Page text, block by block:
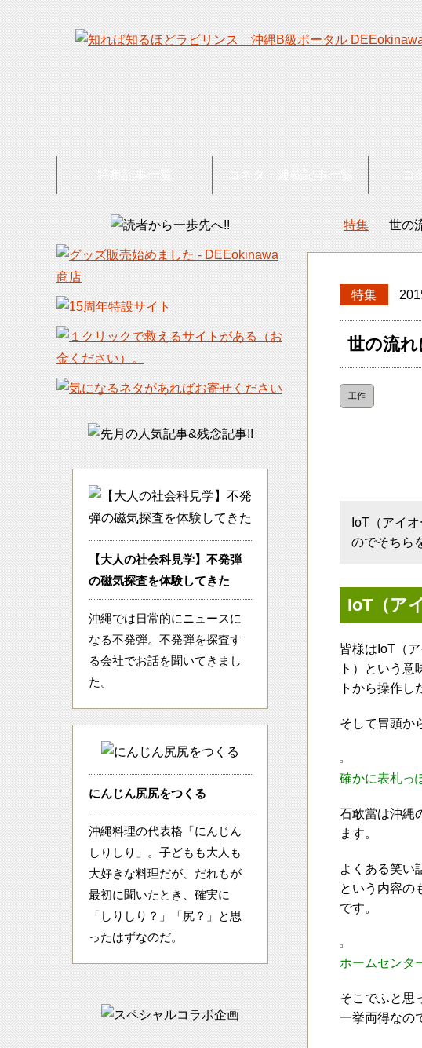
特集記事一覧 コネタ・連載記事一覧 コ
DEEokinawaト
特集 世の
特集
世の流
工作
IoT（アイ
のでそちら
IoT（ア
皆様はIoT（
ト）という
トから操作し
そして冒頭か
確かに表札っ
石敢當は沖縄
ます。
よくある笑い
という内容の
です。
ホームセンタ
そこでふと思
一挙両得なの
【大人の社会科見学】不発弾
の磁気探査を体験してきた
沖縄では日常的にニュースに
なる不発弾。不発弾を探査す
る会社でお話を聞いてきまし
た。
にんじん尻尻をつくる
沖縄料理の代表格「にんじん
しりしり」。子どもも大人も
大好きな料理だが、だれもが
最初に聞いたとき、確実に
「しりしり？」「尻？」と思
ったはずなのだ。